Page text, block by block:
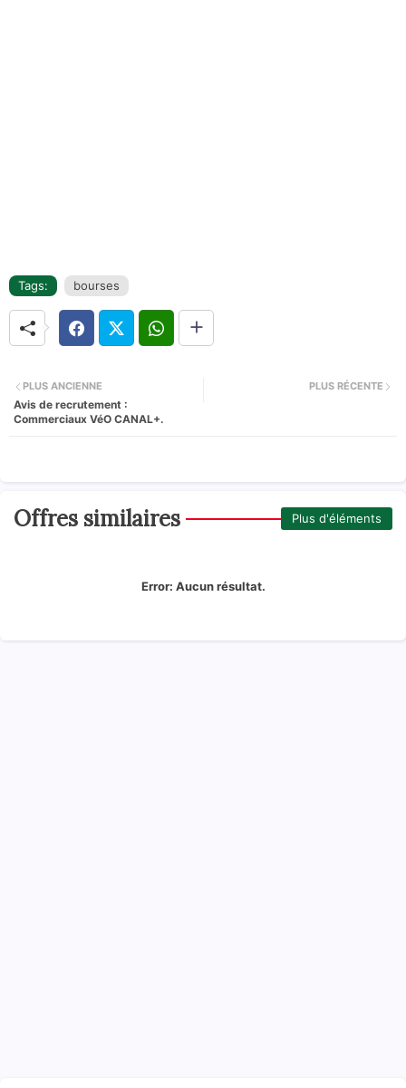
Tags: bourses
PLUS RÉCENTE
PLUS ANCIENNE
Avis de recrutement :
Commerciaux VéO CANAL+.
Offres similaires Plus d'éléments
Error: Aucun résultat.